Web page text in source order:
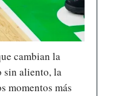
cambian la
sin aliento, la
momentos más